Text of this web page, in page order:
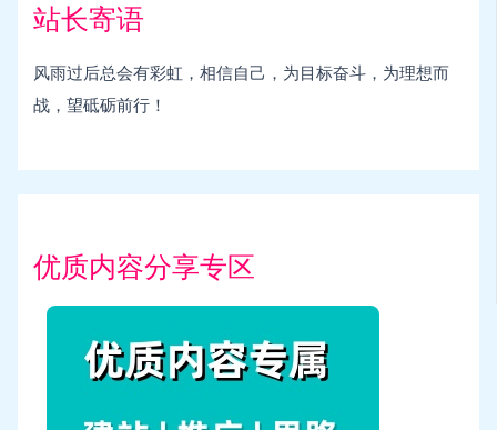
站长寄语
风雨过后总会有彩虹，相信自己，为目标奋斗，为理想而
战，望砥砺前行！
优质内容分享专区